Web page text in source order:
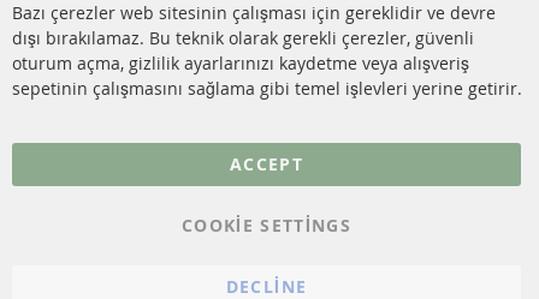
SSS
Daha fazla link
Veri koruma
Genel Çalışma Koşulları
Bazı çerezler web sitesinin çalışması için gereklidir ve devre
dışı bırakılamaz. Bu teknik olarak gerekli çerezler, güvenli
oturum açma, gizlilik ayarlarınızı kaydetme veya alışveriş
sepetinin çalışmasını sağlama gibi temel işlevleri yerine getirir.
ACCEPT
COOKIE SETTINGS
DECLINE